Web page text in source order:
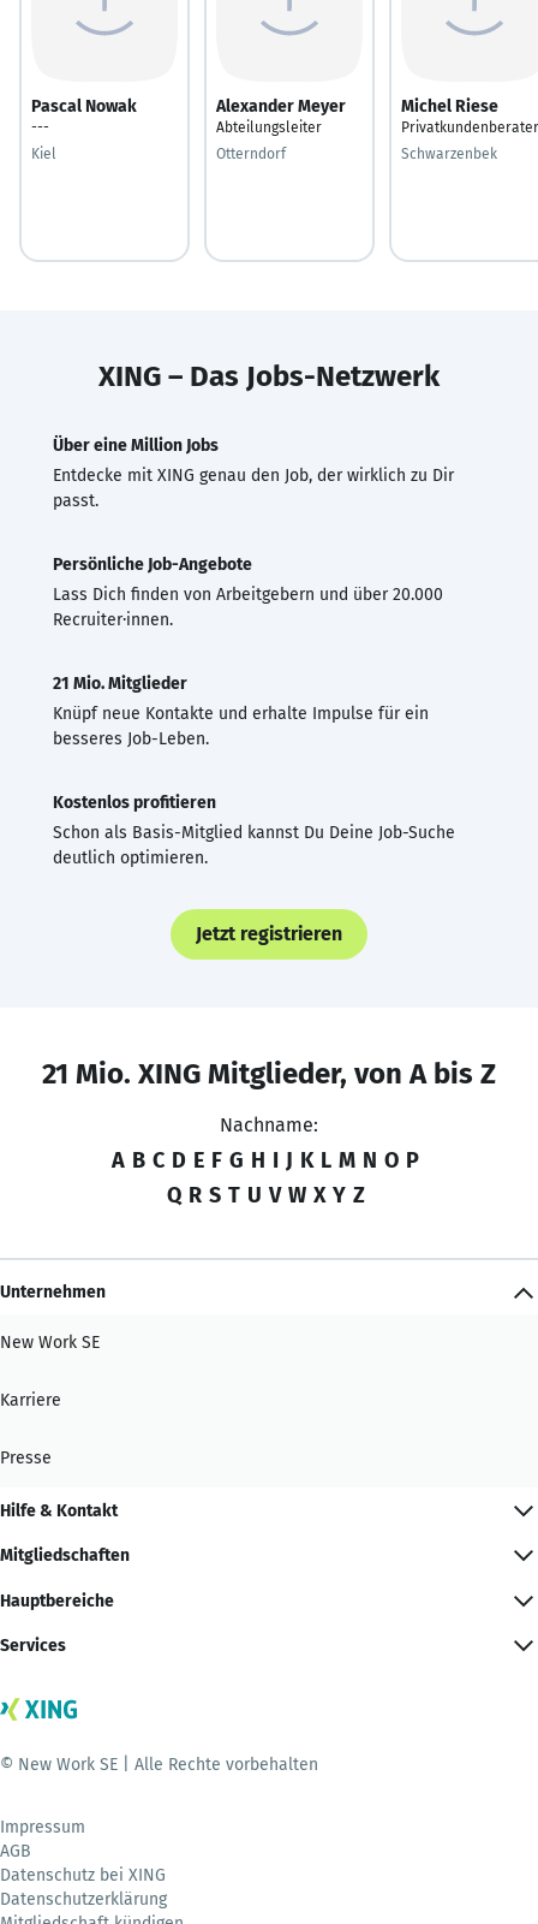
Pascal Nowak
---
Kiel
Alexander Meyer
Abteilungsleiter
Otterndorf
Michel Riese
Privatkundenberater
Schwarzenbek
XING – Das Jobs-Netzwerk
Über eine Million Jobs
Entdecke mit XING genau den Job, der wirklich zu Dir
passt.
Persönliche Job-Angebote
Lass Dich finden von Arbeitgebern und über 20.000
Recruiter·innen.
21 Mio. Mitglieder
Knüpf neue Kontakte und erhalte Impulse für ein
besseres Job-Leben.
Kostenlos profitieren
Schon als Basis-Mitglied kannst Du Deine Job-Suche
deutlich optimieren.
Jetzt registrieren
21 Mio. XING Mitglieder, von A bis Z
Nachname:
A B C D E F G H I J K L M N O P
Q R S T U V W X Y Z
Unternehmen
New Work SE
Karriere
Presse
Hilfe & Kontakt
Mitgliedschaften
Hauptbereiche
Services
© New Work SE | Alle Rechte vorbehalten
Impressum
AGB
Datenschutz bei XING
Datenschutzerklärung